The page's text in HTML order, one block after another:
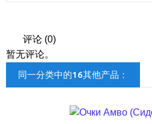
评论 (0)
暂无评论。
同一分类中的16其他产品：